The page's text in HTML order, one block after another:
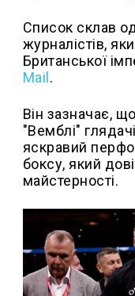
Список склав
журналістів,
Британської
Mail .
Він зазначає,
"Вемблі"
яскравий
боксу, який
майстерності.